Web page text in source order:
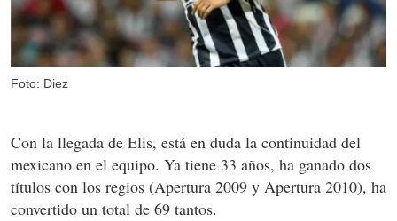
Foto: Diez
Con la llegada de Elis, está en duda la continuidad del
mexicano en el equipo. Ya tiene 33 años, ha ganado dos
títulos con los regios (Apertura 2009 y Apertura 2010), ha
convertido un total de 69 tantos.